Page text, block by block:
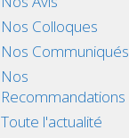
Nos Colloques
Nos Communiqués
Nos
Recommandations
Toute l'actualité